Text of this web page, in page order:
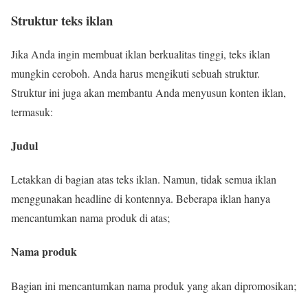
Struktur teks iklan
Jika Anda ingin membuat iklan berkualitas tinggi, teks iklan
mungkin ceroboh. Anda harus mengikuti sebuah struktur.
Struktur ini juga akan membantu Anda menyusun konten iklan,
termasuk:
Judul
Letakkan di bagian atas teks iklan. Namun, tidak semua iklan
menggunakan headline di kontennya. Beberapa iklan hanya
mencantumkan nama produk di atas;
Nama produk
Bagian ini mencantumkan nama produk yang akan dipromosikan;